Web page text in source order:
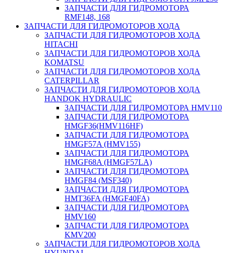
ЗАПЧАСТИ ДЛЯ ГИДРОМОТОРА
RMF148, 168
ЗАПЧАСТИ ДЛЯ ГИДРОМОТОРОВ ХОДА
ЗАПЧАСТИ ДЛЯ ГИДРОМОТОРОВ ХОДА
HITACHI
ЗАПЧАСТИ ДЛЯ ГИДРОМОТОРОВ ХОДА
KOMATSU
ЗАПЧАСТИ ДЛЯ ГИДРОМОТОРОВ ХОДА
CATERPILLAR
ЗАПЧАСТИ ДЛЯ ГИДРОМОТОРОВ ХОДА
HANDOK HYDRAULIC
ЗАПЧАСТИ ДЛЯ ГИДРОМОТОРА HMV110
ЗАПЧАСТИ ДЛЯ ГИДРОМОТОРА
HMGF36(HMV116HF)
ЗАПЧАСТИ ДЛЯ ГИДРОМОТОРА
HMGF57A (HMV155)
ЗАПЧАСТИ ДЛЯ ГИДРОМОТОРА
HMGF68A (HMGF57LA)
ЗАПЧАСТИ ДЛЯ ГИДРОМОТОРА
HMGF84 (MSF340)
ЗАПЧАСТИ ДЛЯ ГИДРОМОТОРА
HMT36FA (HMGF40FA)
ЗАПЧАСТИ ДЛЯ ГИДРОМОТОРА
HMV160
ЗАПЧАСТИ ДЛЯ ГИДРОМОТОРА
KMV200
ЗАПЧАСТИ ДЛЯ ГИДРОМОТОРОВ ХОДА